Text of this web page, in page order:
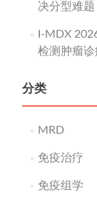
决分型难题
I-MDX
检测肿瘤
分类
MRD
免疫治疗
免疫组学